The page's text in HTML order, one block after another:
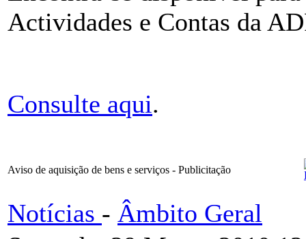
Actividades e Contas da
Consulte aqui.
Aviso de aquisição de bens e serviços - Publicitação
Notícias - Âmbito Geral